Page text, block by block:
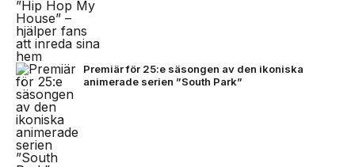
Premiär för 25:e säsongen av den ikoniska
animerade serien ”South Park”